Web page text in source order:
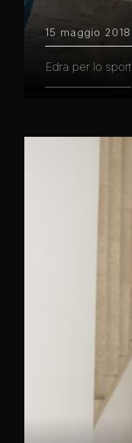
15 maggio 2018
Edra per lo sport